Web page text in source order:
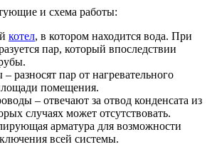
и схема работы:
котел, в котором находится вода. При
пар, который впоследствии
разносят пар от нагревательного
помещения.
– отвечают за отвод конденсата из
случаях может отсутствовать.
арматура для возможности
всей системы.